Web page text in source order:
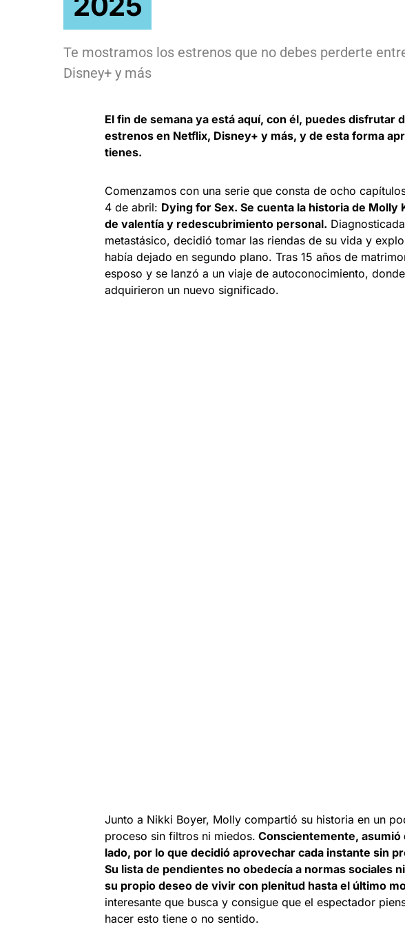
Te mostramos los estrenos que no debes perderte
Disney+ y más
El fin de semana ya está aquí, con él, puedes disfrutar
estrenos en Netflix, Disney+ y más, y de esta forma
tienes.
Comenzamos con una serie que consta de ocho
4 de abril: Dying for Sex. Se cuenta la historia de Molly
de valentía y redescubrimiento personal.
metastásico, decidió tomar las riendas de su vida y
había dejado en segundo plano. Tras 15 años de
esposo y se lanzó a un viaje de autoconocimiento,
adquirieron un nuevo significado.
Junto a Nikki Boyer, Molly compartió su historia en un
proceso sin filtros ni miedos. Conscientemente, asumió
lado, por lo que decidió aprovechar cada instante sin
Su lista de pendientes no obedecía a normas sociales
su propio deseo de vivir con plenitud hasta el último
interesante que busca y consigue que el espectador
hacer esto tiene o no sentido.